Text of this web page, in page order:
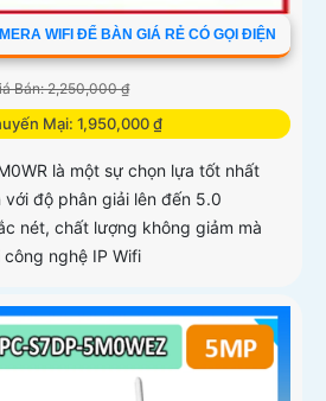
WIFI ĐỂ BÀN GIÁ RẺ CÓ GỌI ĐIỆN
Bán: 2,250,000 ₫
Mại: 1,950,000 ₫
là một sự chọn lựa tốt nhất
độ phân giải lên đến 5.0
nét, chất lượng không giảm mà
nghệ IP Wifi